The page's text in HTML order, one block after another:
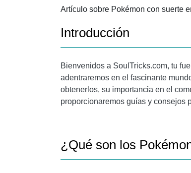
Artículo sobre Pokémon con suerte
Introducción
Bienvenidos a SoulTricks.com, tu
adentraremos en el fascinante
obtenerlos, su importancia en el
proporcionaremos guías y consejos
¿Qué son los